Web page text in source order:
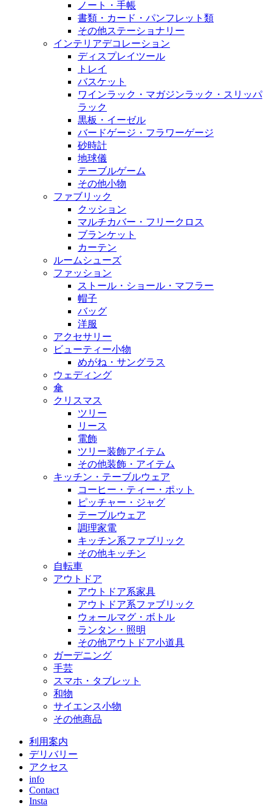
ノート・手帳
書類・カード・パンフレット類
その他ステーショナリー
インテリアデコレーション
ディスプレイツール
トレイ
バスケット
ワインラック・マガジンラック・スリッパ
ラック
黒板・イーゼル
バードゲージ・フラワーゲージ
砂時計
地球儀
テーブルゲーム
その他小物
ファブリック
クッション
マルチカバー・フリークロス
ブランケット
カーテン
ルームシューズ
ファッション
ストール・ショール・マフラー
帽子
バッグ
洋服
アクセサリー
ビューティー小物
めがね・サングラス
ウェディング
傘
クリスマス
ツリー
リース
電飾
ツリー装飾アイテム
その他装飾・アイテム
キッチン・テーブルウェア
コーヒー・ティー・ポット
ピッチャー・ジャグ
テーブルウェア
調理家電
キッチン系ファブリック
その他キッチン
自転車
アウトドア
アウトドア系家具
アウトドア系ファブリック
ウォールマグ・ボトル
ランタン・照明
その他アウトドア小道具
ガーデニング
手芸
スマホ・タブレット
和物
サイエンス小物
その他商品
利用案内
デリバリー
アクセス
info
Contact
Insta